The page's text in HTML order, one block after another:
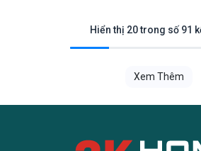
Hiển thị 20 trong số 91
Xem Thêm